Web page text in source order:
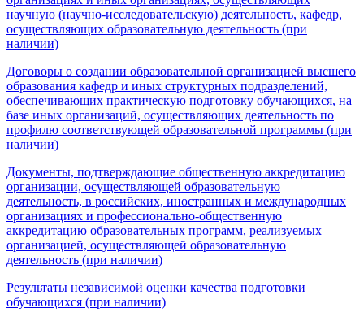
научную (научно-исследовательскую) деятельность, кафедр,
осуществляющих образовательную деятельность (при
наличии)
Договоры о создании образовательной организацией высшего
образования кафедр и иных структурных подразделений,
обеспечивающих практическую подготовку обучающихся, на
базе иных организаций, осуществляющих деятельность по
профилю соответствующей образовательной программы (при
наличии)
Документы, подтверждающие общественную аккредитацию
организации, осуществляющей образовательную
деятельность, в российских, иностранных и международных
организациях и профессионально-общественную
аккредитацию образовательных программ, реализуемых
организацией, осуществляющей образовательную
деятельность (при наличии)
Результаты независимой оценки качества подготовки
обучающихся (при наличии)